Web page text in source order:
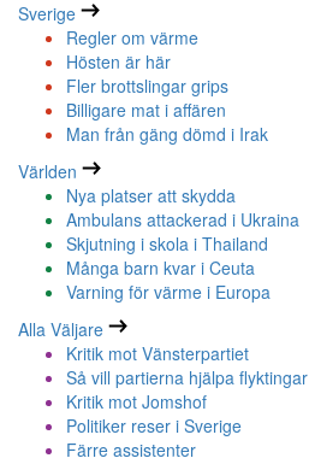
Sverige
Regler om värme
Hösten är här
Fler brottslingar grips
Billigare mat i affären
Man från gäng dömd i Irak
Världen
Nya platser att skydda
Ambulans attackerad i Ukraina
Skjutning i skola i Thailand
Många barn kvar i Ceuta
Varning för värme i Europa
Alla Väljare
Kritik mot Vänsterpartiet
Så vill partierna hjälpa flyktingar
Kritik mot Jomshof
Politiker reser i Sverige
Färre assistenter